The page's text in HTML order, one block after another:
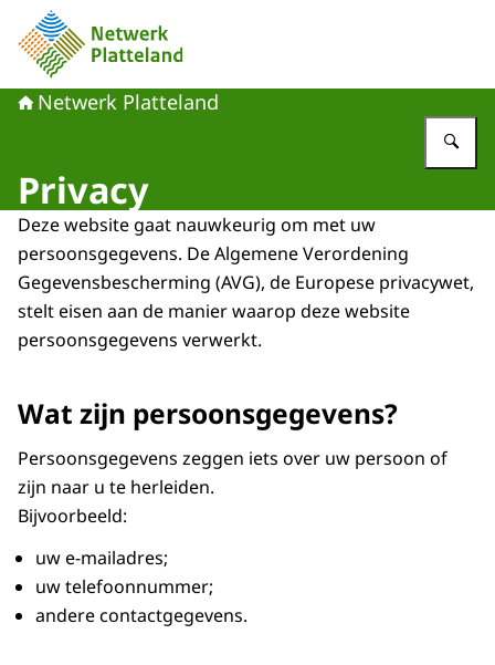
Naar de homepage van Netwerk Platteland
Netwerk Platteland
Privacy
Deze website gaat nauwkeurig om met uw
persoonsgegevens. De Algemene Verordening
Gegevensbescherming (AVG), de Europese privacywet,
stelt eisen aan de manier waarop deze website
persoonsgegevens verwerkt.
Wat zijn persoonsgegevens?
Persoonsgegevens zeggen iets over uw persoon of
zijn naar u te herleiden.
Bijvoorbeeld:
uw e-mailadres;
uw telefoonnummer;
andere contactgegevens.